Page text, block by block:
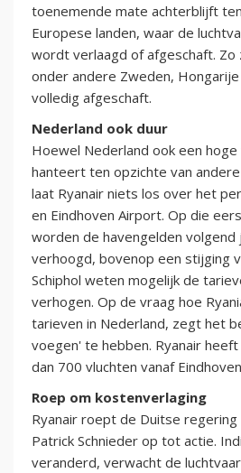
toenemende mate achterblijft
Europese landen, waar de
wordt verlaagd of afgeschaft. Zo
onder andere Zweden,
volledig afgeschaft.
Nederland ook duur
Hoewel Nederland ook een
hanteert ten opzichte van
laat Ryanair niets los over het
en Eindhoven Airport. Op die
worden de havengelden
verhoogd, bovenop een stijging
Schiphol weten mogelijk de
verhogen. Op de vraag hoe
tarieven in Nederland, zegt het
voegen' te hebben. Ryanair
dan 700 vluchten vanaf
Roep om kostenverlaging
Ryanair roept de Duitse
Patrick Schnieder op tot actie.
veranderd, verwacht de